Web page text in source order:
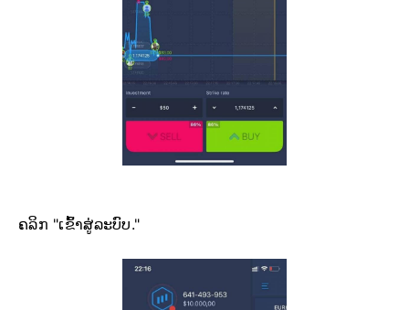
ຄລິກ "ເຂົ້າສູ່ລະບົບ."